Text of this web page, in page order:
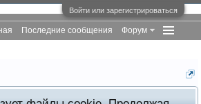
Войти или зарегистрироваться
Последние сообщения Форум